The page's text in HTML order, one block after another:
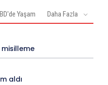
Yaşam Daha Fazla
aldı